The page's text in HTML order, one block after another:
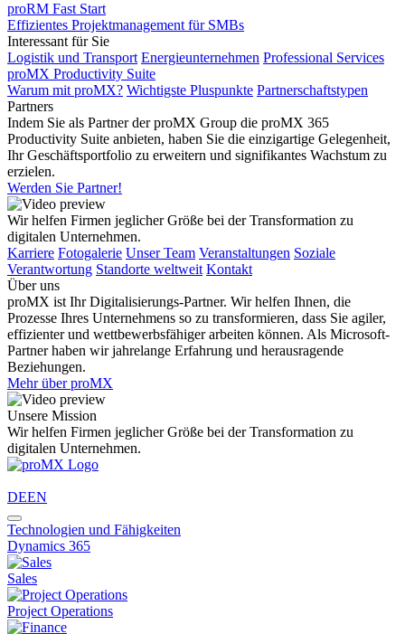
proRM Fast Start
Effizientes Projektmanagement für SMBs
Interessant für Sie
Logistik und Transport Energieunternehmen Professional Services
proMX Productivity Suite
Warum mit proMX? Wichtigste Pluspunkte Partnerschaftstypen
Partners
Indem Sie als Partner der proMX Group die proMX 365
Productivity Suite anbieten, haben Sie die einzigartige Gelegenheit,
Ihr Geschäftsportfolio zu erweitern und signifikantes Wachstum zu
erzielen.
Werden Sie Partner!
Wir helfen Firmen jeglicher Größe bei der Transformation zu
digitalen Unternehmen.
Karriere Fotogalerie Unser Team Veranstaltungen Soziale
Verantwortung Standorte weltweit Kontakt
Über uns
proMX ist Ihr Digitalisierungs-Partner. Wir helfen Ihnen, die
Prozesse Ihres Unternehmens so zu transformieren, dass Sie agiler,
effizienter und wettbewerbsfähiger arbeiten können. Als Microsoft-
Partner haben wir jahrelange Erfahrung und herausragende
Beziehungen.
Mehr über proMX
Unsere Mission
Wir helfen Firmen jeglicher Größe bei der Transformation zu
digitalen Unternehmen.
DEEN
Technologien und Fähigkeiten
Dynamics 365
Sales
Project Operations